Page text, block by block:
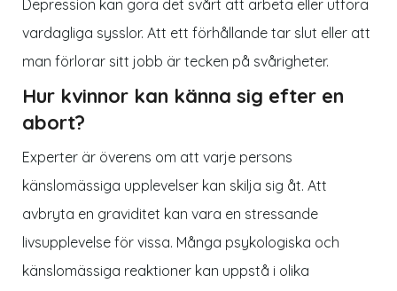
Depression kan göra det svårt att arbeta eller utföra
vardagliga sysslor. Att ett förhållande tar slut eller att
man förlorar sitt jobb är tecken på svårigheter.
Hur kvinnor kan känna sig efter en
abort?
Experter är överens om att varje persons
känslomässiga upplevelser kan skilja sig åt. Att
avbryta en graviditet kan vara en stressande
livsupplevelse för vissa. Många psykologiska och
känslomässiga reaktioner kan uppstå i olika